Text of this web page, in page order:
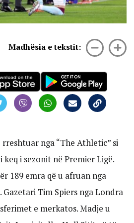
Madhësia e tekstit:
nga “The Athletic” si
i sezonit në Premier Ligë.
189 emra që u afruan nga
Tim Spiers nga Londra
e merkatos. Madje u